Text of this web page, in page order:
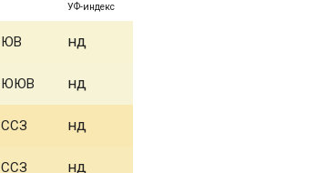
УФ-индекс
ЮВ нд
ЮЮВ нд
ССЗ нд
ССЗ нд